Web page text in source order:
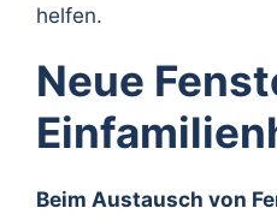
helfen.
Neue
Beim Austausch von